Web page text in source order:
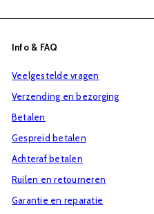
p
j
s
voor
mailinglijst
Info & FAQ
Veelgestelde vragen
Verzending en bezorging
Betalen
Gespreid betalen
Achteraf betalen
Ruilen en retourneren
Garantie en reparatie